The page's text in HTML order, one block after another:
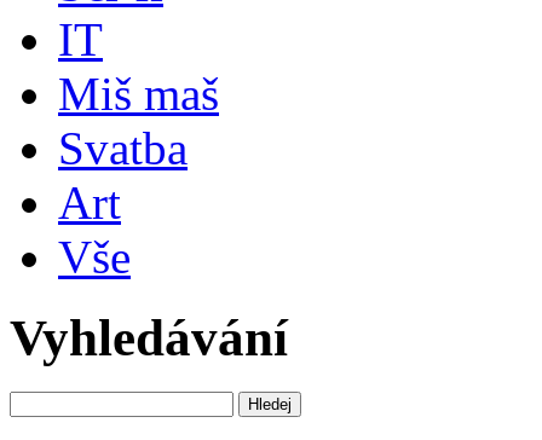
IT
Miš maš
Svatba
Art
Vše
Vyhledávání